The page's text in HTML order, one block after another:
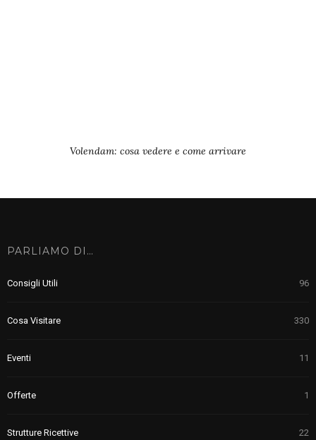
Volendam: cosa vedere e come arrivare
PARLIAMO DI…
Consigli Utili 96
Cosa Visitare 330
Eventi 11
Offerte 1
Strutture Ricettive 22